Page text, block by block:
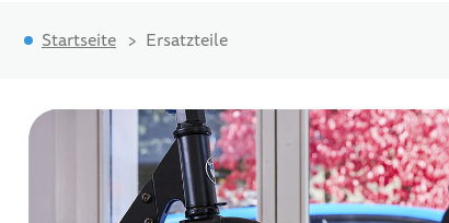
Startseite Ersatzteile